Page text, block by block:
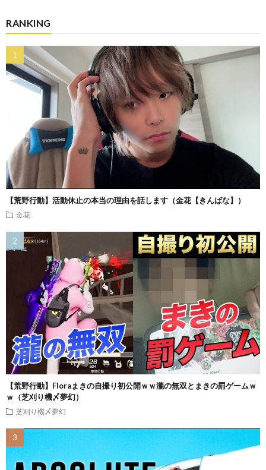
RANKING
【荒野行動】活動休止の本当の理由を話します（金花【きんばな】）
金花
【荒野行動】Floraまきの自撮り初公開ｗｗ瀧の無双とまきの罰ゲームｗ
ｗ（芝刈り機〆夢幻）
芝刈り機〆夢幻